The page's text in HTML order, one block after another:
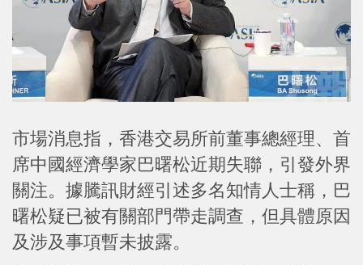
市場消息指，香港交易所前董事總經理、首
席中國經濟學家巴曙松近期失聯，引發外界
關注。據騰訊財經引述多名知情人士稱，巴
曙松疑已被有關部門帶走調查，但具體原因
及涉及事項暫未披露。